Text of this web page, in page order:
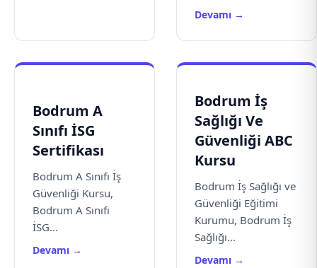
Devamı →
Bodrum A
Sınıfı İSG
Sertifikası
Bodrum A Sınıfı İş
Güvenliği Kursu,
Bodrum A Sınıfı
İSG...
Devamı →
Bodrum İş
Sağlığı Ve
Güvenliği ABC
Kursu
Bodrum İş Sağlığı ve
Güvenliği Eğitimi
Kurumu, Bodrum İş
Sağlığı...
Devamı →